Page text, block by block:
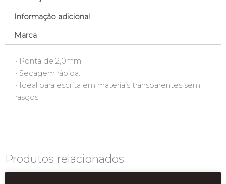
Informação adicional
Marca
• Ponta de 2,0mm
• Secagem rápida.
• Ideal para escrita em materiais transparentes sem
rasgos.
Produtos relacionados